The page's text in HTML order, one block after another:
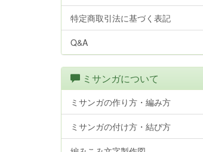
特定商取引法に基づく表記
Q&A
ミサンガについて
ミサンガの作り方・編み方
ミサンガの付け方・結び方